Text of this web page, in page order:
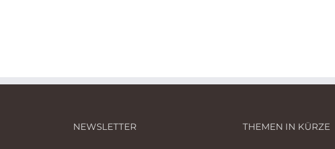
NEWSLETTER THEMEN IN KÜRZE